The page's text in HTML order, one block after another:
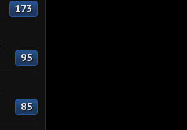
173
95
85